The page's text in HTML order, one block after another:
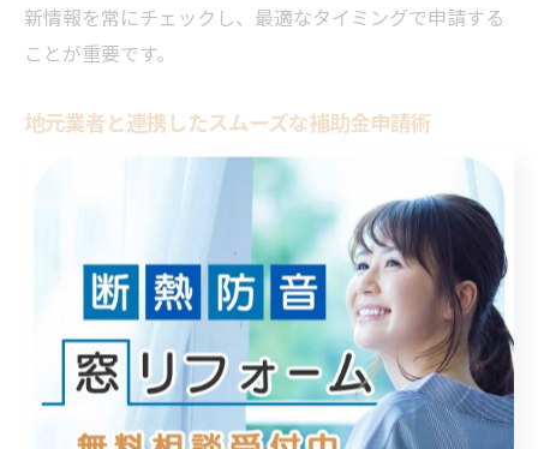
新情報を常にチェックし、最適なタイミングで申請する
ことが重要です。
地元業者と連携したスムーズな補助金申請術
補助金を活用した窓リフォームを成功させるには、地元
業者との連携が欠かせません。兵庫県加古郡稲美町で
は、地域密着型の工務店やリフォーム業者が補助金申請
の実務に精通しており、書類作成や工事内容のアドバイ
スを受けられるメリットがあります。特に株式会社浜工
務店のような地元で実績のある業者は、稲美町の補助金
制度に詳しく、スムーズな申請サポートが期待できま